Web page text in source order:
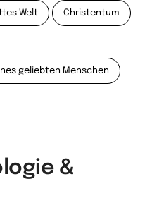
Welt Christentum
geliebten Menschen
&